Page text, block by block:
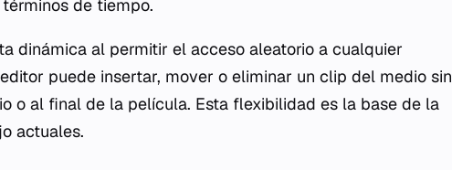
de tiempo.
dinámica al permitir el acceso aleatorio a cualquier
puede insertar, mover o eliminar un clip del medio sin
o al final de la película. Esta flexibilidad es la base de la
actuales.